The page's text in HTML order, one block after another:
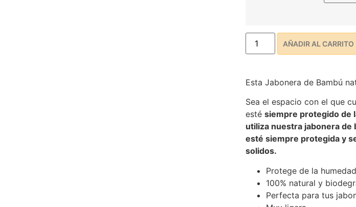
AÑADIR AL CARRITO
Esta Jabonera de Bambú
Sea el espacio con el que
estésiempre protegido de
utiliza nuestra jabonera de
esté siempre protegida y
solidos.
Protege de la humedad
100% natural y
Perfecta para tus